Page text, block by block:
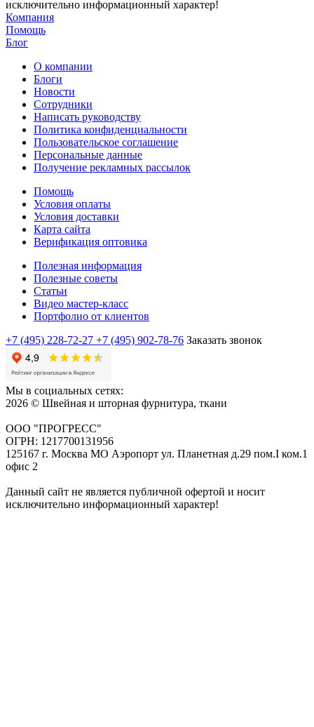
исключительно информационный характер!
Компания
Помощь
Блог
О компании
Блоги
Новости
Сотрудники
Написать руководству
Политика конфиденциальности
Пользовательское соглашение
Персональные данные
Получение рекламных рассылок
Помощь
Условия оплаты
Условия доставки
Карта сайта
Верификация оптовика
Полезная информация
Полезные советы
Статьи
Видео мастер-класс
Портфолио от клиентов
+7 (495) 228-72-27 +7 (495) 902-78-76 Заказать звонок
Мы в социальных сетях:
2026 © Швейная и шторная фурнитура, ткани
ООО "ПРОГРЕСС"
ОГРН: 1217700131956
125167 г. Москва МО Аэропорт ул. Планетная д.29 пом.I ком.1
офис 2
Данный сайт не является публичной офертой и носит
исключительно информационный характер!